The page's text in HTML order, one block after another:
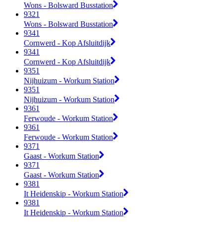
Wons - Bolsward Busstation
9321
Wons - Bolsward Busstation
9341
Cornwerd - Kop Afsluitdijk
9341
Cornwerd - Kop Afsluitdijk
9351
Nijhuizum - Workum Station
9351
Nijhuizum - Workum Station
9361
Ferwoude - Workum Station
9361
Ferwoude - Workum Station
9371
Gaast - Workum Station
9371
Gaast - Workum Station
9381
It Heidenskip - Workum Station
9381
It Heidenskip - Workum Station